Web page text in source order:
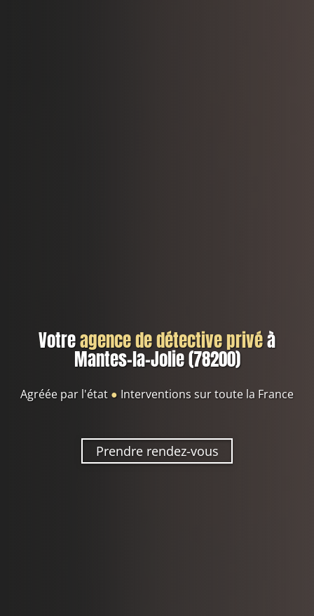
Votreagence de détective privéà
Mantes-la-Jolie (78200)
Agréée par l'état ● Interventions sur toute la France
Prendre rendez-vous